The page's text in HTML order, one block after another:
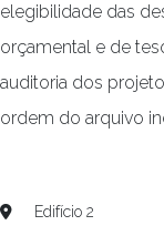
elegibilidade das
orçamental e de
auditoria dos
ordem do arquivo
Edifício 2